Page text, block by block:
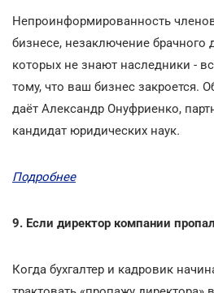
Непроинформированность
бизнесе, незаключение брачного
которых не знают наследники -
тому, что ваш бизнес закроется.
даёт Александр Онуфриенко,
кандидат юридических наук.
Подробнее
9. Если директор компании
Когда бухгалтер и кадровик